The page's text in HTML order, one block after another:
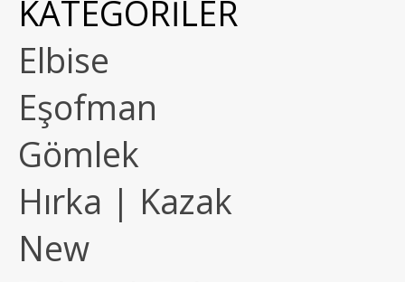
KATEGORİLER
Elbise
Eşofman
Gömlek
Hırka | Kazak
New